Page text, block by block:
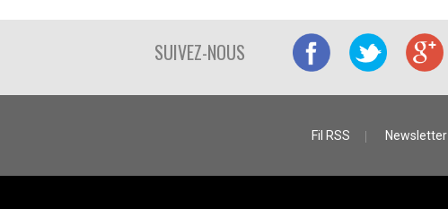
SUIVEZ-NOUS
Fil RSS Newsletter